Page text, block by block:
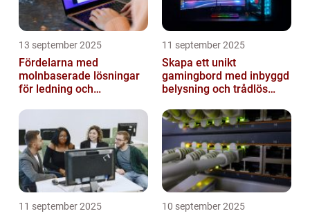
13 september 2025
Fördelarna med
molnbaserade lösningar
för ledning och
11 september 2025
Skapa ett unikt
gamingbord med inbyggd
belysning och trådlös
11 september 2025 10 september 2025